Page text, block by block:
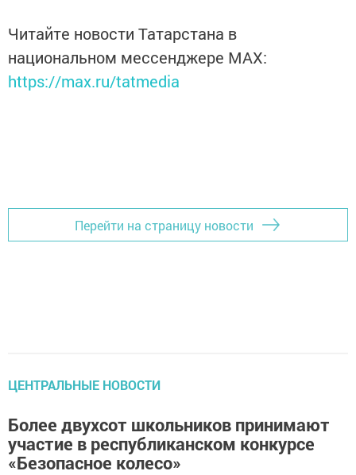
Читайте новости Татарстана в
национальном мессенджере MАХ:
https://max.ru/tatmedia
Перейти на страницу новости
ЦЕНТРАЛЬНЫЕ НОВОСТИ
Более двухсот школьников принимают
участие в республиканском конкурсе
«Безопасное колесо»